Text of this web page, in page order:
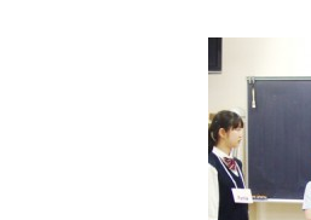
災害への対策
学校紹介動画
祥美会（保護者の会）・